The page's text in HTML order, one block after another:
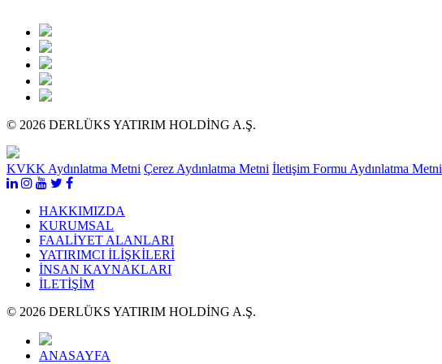
© 2026 DERLÜKS YATIRIM HOLDİNG A.Ş.
KVKK Aydınlatma Metni Çerez Aydınlatma Metni İletişim Formu Aydınlatma Metni
HAKKIMIZDA
KURUMSAL
FAALİYET ALANLARI
YATIRIMCI İLİŞKİLERİ
İNSAN KAYNAKLARI
İLETİŞİM
© 2026 DERLÜKS YATIRIM HOLDİNG A.Ş.
ANASAYFA